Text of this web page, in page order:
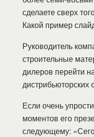
сделаете сверх
Какой пример
Руководитель
строительные
дилеров перейти
дистрибьюторских
Если очень
моментов его
следующему: